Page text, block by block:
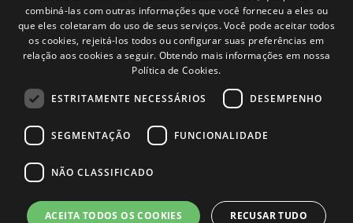
Contacto
Camino de los Huertos, S/N. Apdo 100
50620 - Casetas (Zaragoza) SPAIN
+(34) 976 462 121
ITALIAN
PORTUGUESE
combiná-las com outras informações que você forneceu a eles ou
que eles coletaram do uso de seus serviços. Você pode aceitar todos
os cookies, rejeitá-los todos ou configurar suas preferências em
relação aos cookies a seguir. Obtendo mais informações em nossa
Política de Cookies.
ESTRITAMENTE NECESSÁRIOS DESEMPENHO
SEGMENTAÇÃO FUNCIONALIDADE
NÃO CLASSIFICADO
ACEITA TODOS OS COOKIES RECUSAR TUDO